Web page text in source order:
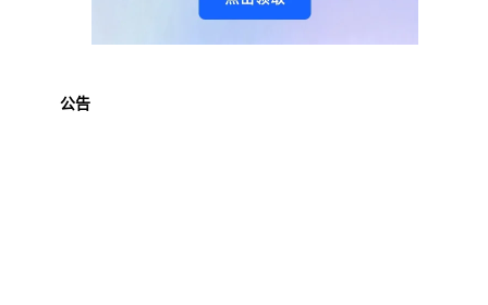
曾立宏
会重试
一次，
公告